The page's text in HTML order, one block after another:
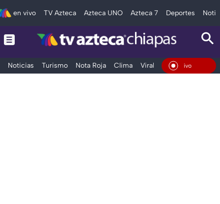
en vivo TV Azteca Azteca UNO Azteca 7 Deportes
Noticias Turismo Nota Roja Clima Viral y Tendencia
En Vivo